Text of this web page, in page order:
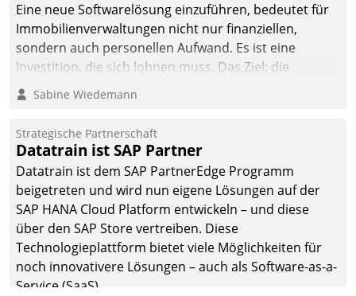
Eine neue Softwarelösung einzuführen, bedeutet für
Immobilienverwaltungen nicht nur finanziellen,
sondern auch personellen Aufwand. Es ist eine
Investition, die sich lohnen muss. Das Ziel: die
nachhaltige Optimierung der Geschäftsabläufe. Damit
dieses Ziel erreicht wird, sollten einige Grundregeln
Sabine Wiedemann
Strategische Partnerschaft
Datatrain ist SAP Partner
Datatrain ist dem SAP PartnerEdge Programm
beigetreten und wird nun eigene Lösungen auf der
SAP HANA Cloud Platform entwickeln – und diese
über den SAP Store vertreiben. Diese
Technologieplattform bietet viele Möglichkeiten für
noch innovativere Lösungen – auch als Software-as-a-
Service (SaaS).